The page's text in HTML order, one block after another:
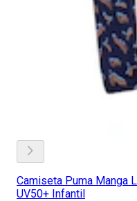
Camiseta Puma Manga
UV50+ Infantil